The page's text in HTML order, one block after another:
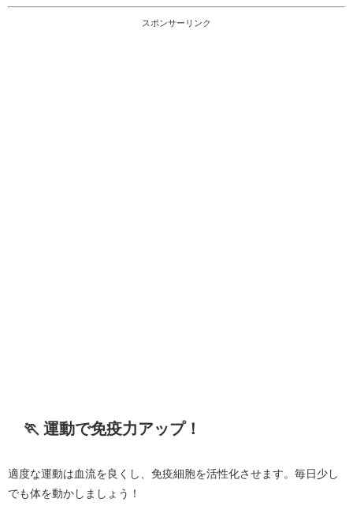
スポンサーリンク
🏃 運動で免疫力アップ！
適度な運動は血流を良くし、免疫細胞を活性化させます。毎日少し
でも体を動かしましょう！